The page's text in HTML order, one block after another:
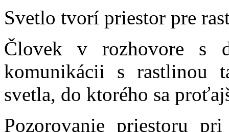
Svetlo tvorí priestor pre
Človek v rozhovore s
komunikácii s rastlinou
svetla, do ktorého sa
Pozorovanie priestoru